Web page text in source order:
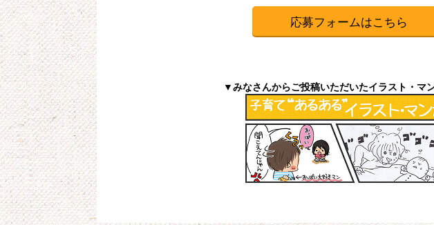
応募フォームはこちら
▼みなさんからご投稿いただいたイラスト・マ